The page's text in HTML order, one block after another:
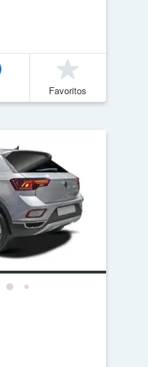
Favoritos